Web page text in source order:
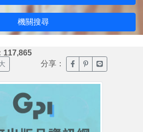
機關搜尋
117,865
分享： 臉書分享(另開新視窗)
噗浪分享(另開新
Line分享(另